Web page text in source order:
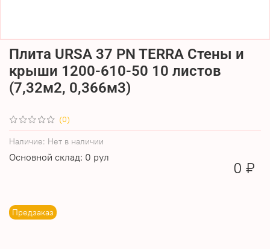
(0)
Наличие: Нет в наличии
Основной склад: 0 рул
Предзаказ
Плита URSA 37 PN TERRA Стены и
крыши 1200-610-50 10 листов
(7,32м2, 0,366м3)
0 ₽